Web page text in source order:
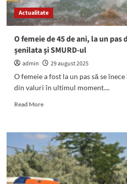
în
localitățile
Cumpăna,
Agigea
și
Eforie
Actualitate
O femeie de 45 de ani, la un
șenilata și SMURD-ul
admin
29 august 2025
O femeie a fost la un pas să se
din valuri în ultimul moment....
Read MoreRead
O
femeie
de
45
de
ani,